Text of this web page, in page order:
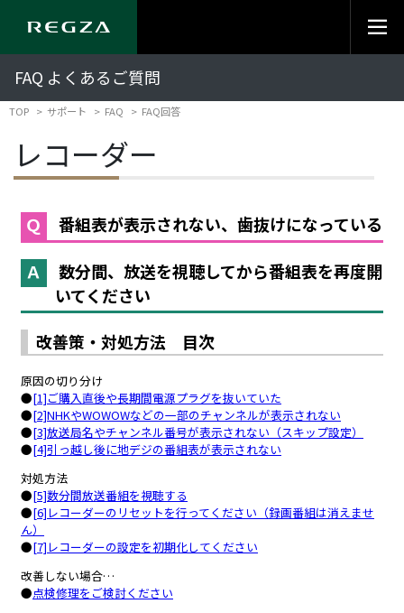
FAQ よくあるご質問
TOP サポート FAQ FAQ回答
レコーダー